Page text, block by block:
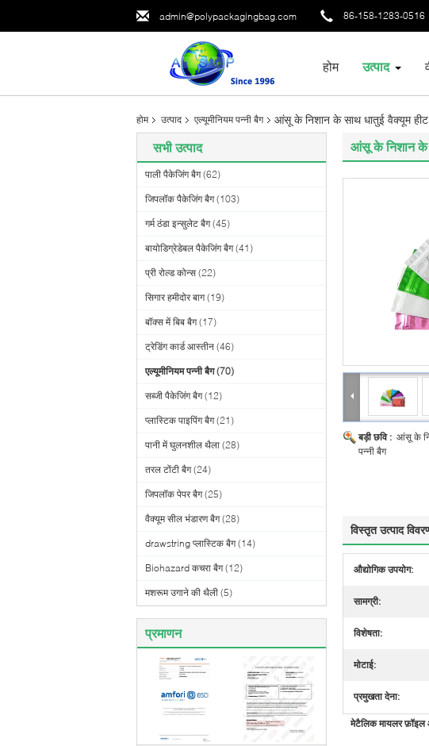
admin@polypackagingbag.com 86-158-1283-0516
होम उत्पाद
होम उत्पाद एल्यूमीनियम पन्नी बैग आंसू के निशान के साथ धातुई वैक्यूम हीट
सभी उत्पाद
पाली पैकेजिंग बैग (62)
जिपलॉक पैकेजिंग बैग (103)
गर्म ठंडा इन्सुलेट बैग (45)
बायोडिग्रेडेबल पैकेजिंग बैग (41)
प्री रोल्ड कोन्स (22)
सिगार हमीदोर बाग (19)
बॉक्स में बिब बैग (17)
ट्रेडिंग कार्ड आस्तीन (46)
एल्यूमीनियम पन्नी बैग (70)
सब्जी पैकेजिंग बैग (12)
प्लास्टिक पाइपिंग बैग (21)
पानी में घुलनशील थैला (28)
तरल टोंटी बैग (24)
जिपलॉक पेपर बैग (25)
वैक्यूम सील भंडारण बैग (28)
drawstring प्लास्टिक बैग (14)
Biohazard कचरा बैग (12)
मशरूम उगाने की थैली (5)
प्रमाणन
आंसू के निशान के
बड़ी छवि : आंसू के
पन्नी बैग
विस्तृत उत्पाद
औद्योगिक उपयोग:
सामग्री:
विशेषता:
मोटाई:
प्रमुखता देना:
मेटैलिक मायलर फ़ॉइल